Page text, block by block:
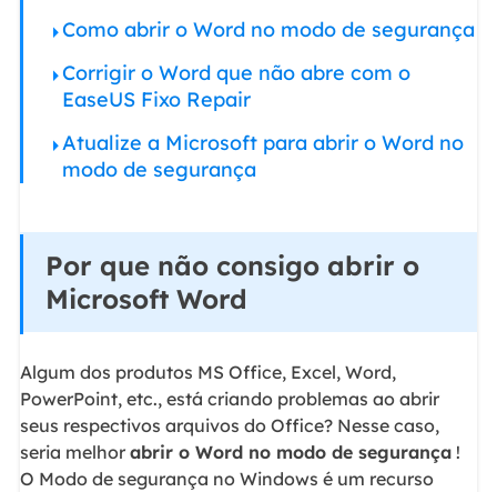
Como abrir o Word no modo de segurança
Corrigir o Word que não abre com o
EaseUS Fixo Repair
Atualize a Microsoft para abrir o Word no
modo de segurança
Por que não consigo abrir o
Microsoft Word
Algum dos produtos MS Office, Excel, Word,
PowerPoint, etc., está criando problemas ao abrir
seus respectivos arquivos do Office? Nesse caso,
seria melhor abrir o Word no modo de segurança!
O Modo de segurança no Windows é um recurso